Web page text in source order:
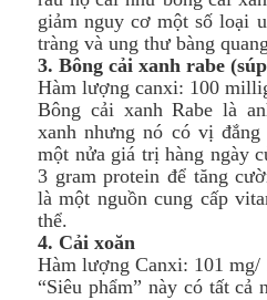
giảm nguy cơ một số loại
tràng và ung thư bàng
3. Bông cải xanh rabe
Hàm lượng canxi: 100
Bông cải xanh Rabe là
xanh nhưng nó có vị
một nửa giá trị hàng ngày
3 gram protein để tăng
là một nguồn cung cấp
thể.
4. Cải xoăn
Hàm lượng Canxi: 101 mg/
“Siêu phẩm” này có tất cả